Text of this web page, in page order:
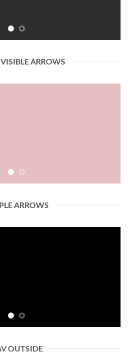
ARROWS
ARROWS
OUTSIDE